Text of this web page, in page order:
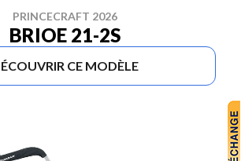
PRINCECRAFT 2026
BRIOE 21-2S
CE MODÈLE